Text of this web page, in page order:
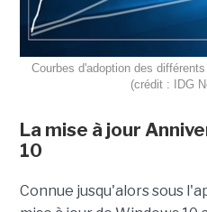
Courbes d'adoption des
(crédit : IDG
La mise à jour
10
Connue jusqu'alors sous